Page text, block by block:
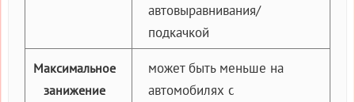
автовыравнивания/
подкачкой
Максимальное
занижение
может быть меньше на
автомобилях с